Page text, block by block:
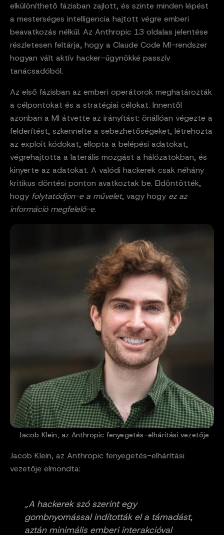
elkülöníthető fázisban zajlott, és szinte minden lépést
a mesterséges intelligencia hajtott végre emberi
beavatkozás nélkül. Az Anthropic 13 oldalas jelentése
részletesen feltárja, hogy a Claude Code MI-rendszer
hogyan vált aktív hacker-ügynökké passzív
tanácsadóból.
Az első fázisban az emberi operátorok meghatározták
a célpontokat és a stratégiai célokat. Innentől
azonban a MI átvette az irányítást: önállóan végezte a
felderítést, szkennelte a sebezhetőségeket, létrehozta
az exploit kódokat, ellopta a belépési adatokat,
végrehajtotta a laterális mozgást a hálózatokban, és
kinyerte az adatokat. A valódi hackerek csak néhány
kritikus döntési ponton avatkoztak be. Eldöntötték,
hogy folytatódjon-e a művelet, vagy hogy ez az
információ megfelelő-e.
Jacob Klein, az Anthropic fenyegetés-elhárítási vezetője
Jacob Klein, az Anthropic fenyegetés-elhárítási
vezetője elmondta:
„A hackerek szó szerint egy
gombnyomással indították el a támadást,
aztán minimális emberi interakcióval